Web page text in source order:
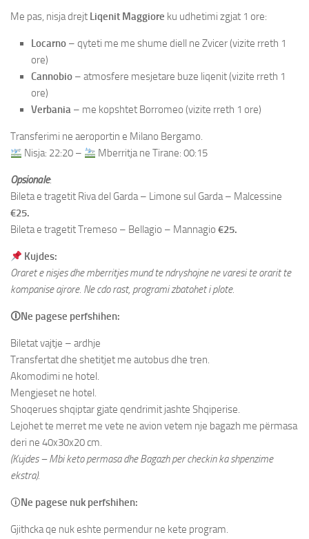
Me pas, nisja drejt Liqenit Maggiore ku udhetimi zgjat 1 ore:
Locarno – qyteti me me shume diell ne Zvicer (vizite rreth 1
ore)
Cannobio – atmosfere mesjetare buze liqenit (vizite rreth 1
ore)
Verbania – me kopshtet Borromeo (vizite rreth 1 ore)
Transferimi ne aeroportin e Milano Bergamo.
Nisja: 22:20 –
Mberritja ne Tirane: 00:15
Opsionale:
Bileta e tragetit Riva del Garda – Limone sul Garda – Malcessine
€25.
Bileta e tragetit Tremeso – Bellagio – Mannagio €25.
Kujdes:
Oraret e nisjes dhe mberritjes mund te ndryshojne ne varesi te orarit te
kompanise ajrore. Ne cdo rast, programi zbatohet i plote.
🛈Ne pagese perfshihen:
Biletat vajtje – ardhje
Transfertat dhe shetitjet me autobus dhe tren.
Akomodimi ne hotel.
Mengjeset ne hotel.
Shoqerues shqiptar gjate qendrimit jashte Shqiperise.
Lejohet te merret me vete ne avion vetem nje bagazh me përmasa
deri ne 40x30x20 cm.
(Kujdes – Mbi keto permasa dhe Bagazh per checkin ka shpenzime
ekstra).
🛈Ne pagese nuk perfshihen:
Gjithcka qe nuk eshte permendur ne kete program.